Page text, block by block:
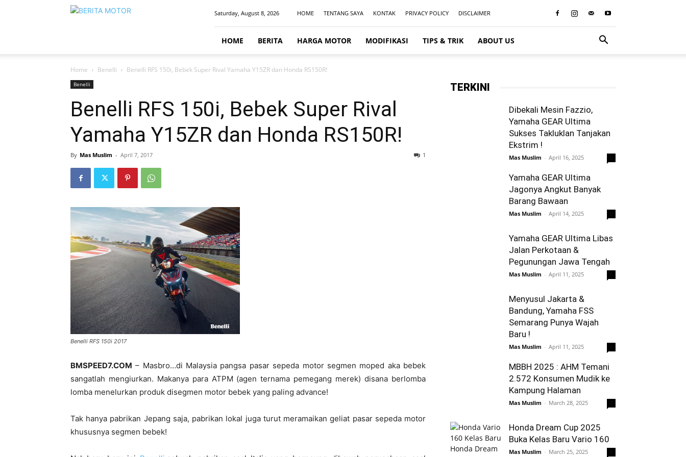
BERITAMOTOR.NET
Saturday, August 8, 2026 HOME TENTANG SAYA KONTAK PRIVACY POLICY DISCLAIMER
HOME BERITA HARGA MOTOR MODIFIKASI TIPS & TRIK ABOUT US
Home Benelli Benelli RFS 150i, Bebek Super Rival Yamaha Y15ZR dan Honda RS150R!
Benelli
Benelli RFS 150i, Bebek Super Rival
Yamaha Y15ZR dan Honda RS150R!
By Mas Muslim - April 7, 2017 1
Benelli RFS 150i 2017
BMSPEED7.COM – Masbro…di Malaysia pangsa pasar sepeda motor segmen moped aka bebek
sangatlah mengiurkan. Makanya para ATPM (agen ternama pemegang merek) disana berlomba
lomba menelurkan produk disegmen motor bebek yang paling advance!
Tak hanya pabrikan Jepang saja, pabrikan lokal juga turut meramaikan geliat pasar sepeda motor
khususnya segmen bebek!
TERKINI
Dibekali Mesin Fazzio,
Yamaha GEAR Ultima
Sukses Takluklan Tanjakan
Ekstrim !
Mas Muslim - April 16, 2025
Yamaha GEAR Ultima
Jagonya Angkut Banyak
Barang Bawaan
Mas Muslim - April 14, 2025
Yamaha GEAR Ultima Libas
Jalan Perkotaan &
Pegunungan Jawa Tengah
Mas Muslim - April 11, 2025
Menyusul Jakarta &
Bandung, Yamaha FSS
Semarang Punya Wajah
Baru !
Mas Muslim - April 11, 2025
MBBH 2025 : AHM Temani
2.572 Konsumen Mudik ke
Kampung Halaman
Mas Muslim - March 28, 2025
Honda Dream Cup 2025
Buka Kelas Baru Vario 160
Mas Muslim - March 25, 2025